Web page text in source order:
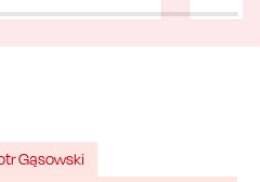
Gąsowski